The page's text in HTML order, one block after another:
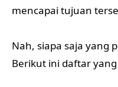
mencapai tujuan
Nah, siapa saja yang
Berikut ini daftar